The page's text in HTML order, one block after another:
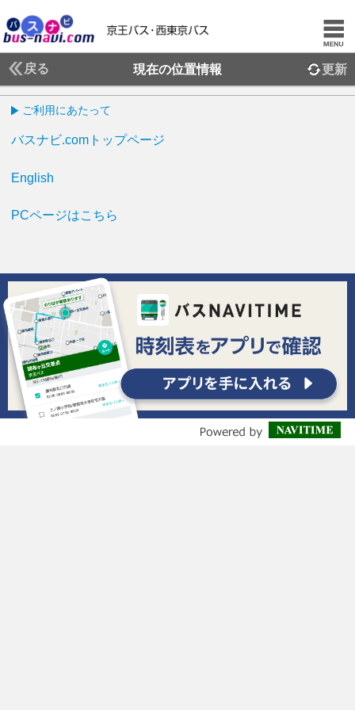
戻る 現在の位置情報 更新
ご利用にあたって
バスナビ.comトップページ
English
PCページはこちら